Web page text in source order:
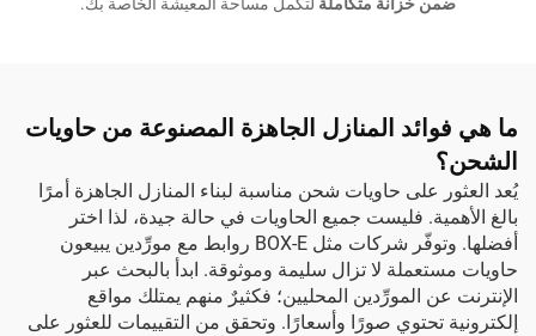
ما هي فوائد المنازل الجاهزة المصنوعة من حاويات
الشحن؟
يُعد العثور على حاويات شحن مناسبة لبناء المنازل الجاهزة أمرًا
بالغ الأهمية. فليست جميع الحاويات في حالة جيدة، لذا اختر
أفضلها. وتوفّر شركات مثل BOX-E روابط مع مورِّدين يبيعون
حاويات مستعملة لا تزال سليمة وموثوقة. ابدأ بالبحث عبر
الإنترنت عن المورِّدين المحليين؛ فكثيرٌ منهم يمتلك مواقع
إلكترونية تحتوي صورًا وأسعارًا. وتحقق من التقييمات للعثور على